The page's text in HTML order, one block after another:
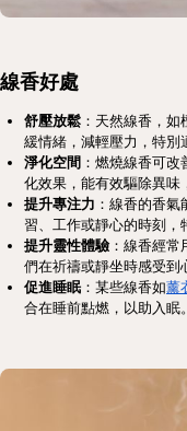
線香好處
舒壓放鬆 ：天然線香，
緩情緒，減輕壓力，特別
淨化空間 ：燃燒線香可
化效果，能有效驅除異味
提升專注力 ：線香的香
習、工作或靜心的時刻，
提升靈性體驗：線香經常
們在祈禱或靜坐時感受到
促進睡眠：某些線香如薰
合在睡前點燃，以助入眠。